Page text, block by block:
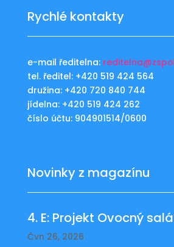
Rychlé kontakty
e-mail ředitelna:
tel. ředitel: +420 519 424 564
družina: +420 720 840 744
jídelna: +420 519 424 262
číslo účtu: 904901514/0600
Novinky z magazínu
4. E: Projekt Ovocný
Čvn 26, 2026